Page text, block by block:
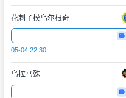
花刺子模乌尔根奇
05-04 22:30
乌拉马殊